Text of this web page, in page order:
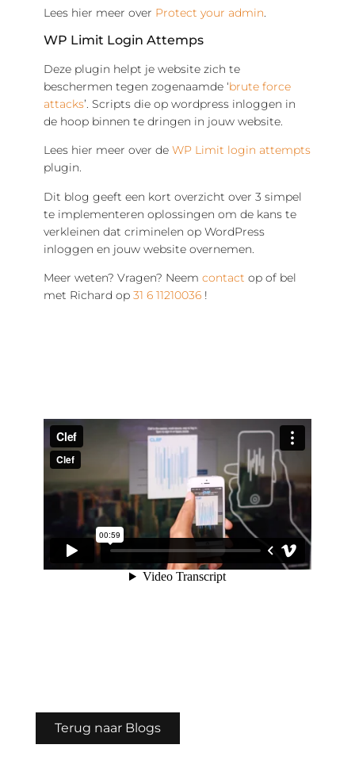
Lees hier meer over Protect your admin
WP Limit Login Attemps
Deze plugin helpt je website zich te
beschermen tegen zogenaamde ‘brute force
attacks’. Scripts die op wordpress inloggen in
de hoop binnen te dringen in jouw website.
Lees hier meer over de WP Limit login attempts
plugin.
Dit blog geeft een kort overzicht over 3 simpel
te implementeren oplossingen om de kans te
verkleinen dat criminelen op WordPress
inloggen en jouw website overnemen.
Meer weten? Vragen? Neem contact op of bel
met Richard op 31 6 11210036!
Terug naar Blogs